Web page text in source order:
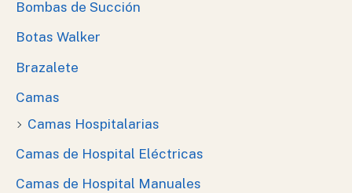
Bombas de Succión
Botas Walker
Brazalete
Camas
Camas Hospitalarias
Camas de Hospital Eléctricas
Camas de Hospital Manuales